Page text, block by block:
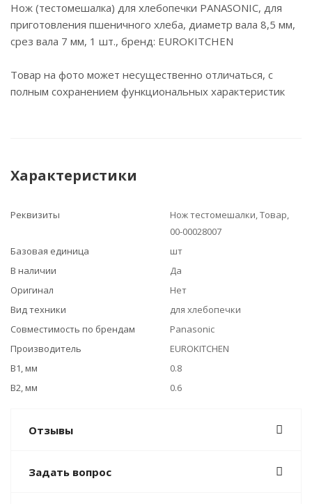
Нож (тестомешалка) для хлебопечки PANASONIC, для
приготовления пшеничного хлеба, диаметр вала 8,5 мм,
срез вала 7 мм, 1 шт., бренд: EUROKITCHEN
Товар на фото может несущественно отличаться, с
полным сохранением функциональных характеристик
Характеристики
Реквизиты
Нож тестомешалки, Товар,
00-00028007
Базовая единица
шт
В наличии
Да
Оригинал
Нет
Вид техники
для хлебопечки
Совместимость по брендам
Panasonic
Производитель
EUROKITCHEN
B1, мм
0.8
B2, мм
0.6
Отзывы
Задать вопрос